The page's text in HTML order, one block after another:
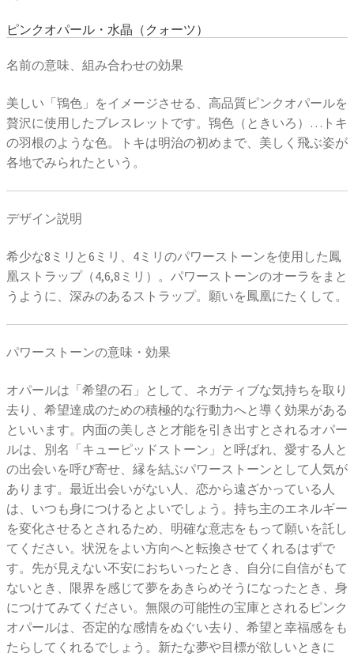
ピンクオパール・水晶（クォーツ）
名前の意味、組み合わせの効果
美しい「鴇色」をイメージさせる、高品質ピンクオパールを
贅沢に使用したブレスレットです。鴇色（ときいろ）…トキ
の羽根のような色。トキは明治の初めまで、美しく飛ぶ姿が
各地でみられたという。
デザイン説明
希少な8ミリと6ミリ、4ミリのパワーストーンを使用した鳳
凰ストラップ（4,6,8ミリ）。パワーストーンのオーラをまと
うように、深みのあるストラップ。願いを鳳凰にたくして。
パワーストーンの意味・効果
オパールは「希望の石」として、ネガティブな気持ちを取り
去り、希望達成のための積極的な行動力へと導く効果がある
といいます。内面の美しさと才能を引き出すとされるオパー
ルは、別名「キューピッドストーン」と呼ばれ、愛する人と
の出会いを呼び寄せ、縁を結ぶパワーストーンとして人気が
あります。最近出会いがない人、恋から遠ざかっている人
は、いつも身につけるとよいでしょう。持ち主のエネルギー
を変化させるとされるため、明確な意志をもって願いを託し
てください。状況をよい方向へと転換させてくれるはずで
す。先が見えない不安におちいったとき、自分に自信がもて
ないとき、限界を感じて夢をあきらめそうになったとき、身
につけてみてください。無限の可能性の宝庫とされるピンク
オパールは、否定的な感情をぬぐい去り、希望と幸福感をも
たらしてくれるでしょう。新たな夢や目標が欲しいときに